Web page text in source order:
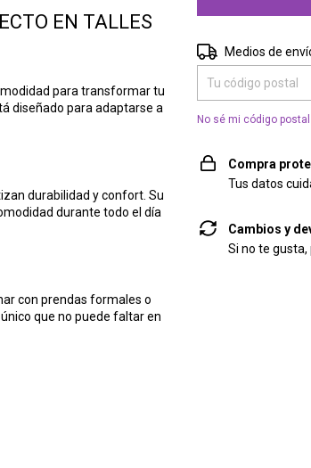
EN TALLES
para transformar tu
diseñado para adaptarse a
durabilidad y confort. Su
durante todo el día
con prendas formales o
que no puede faltar en
Entregas para el CP:
Medios de
No sé mi código postal
Compra
Tus datos
Cambios y
Si no te